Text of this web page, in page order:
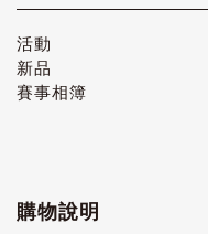
活動
新品
賽事相簿
購物說明